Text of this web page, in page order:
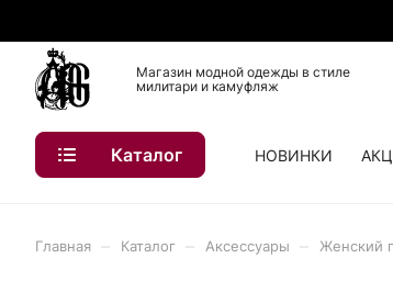
Магазин модной одежды в стиле
милитари и камуфляж
Каталог НОВИНКИ
Главная Каталог Аксессуары Женский